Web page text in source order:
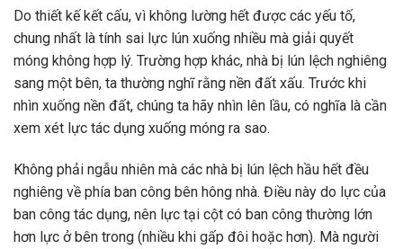
Do thiết kế kết cấu, vì không lường hết được các yếu tố,
chung nhất là tính sai lực lún xuống nhiều mà giải quyết
móng không hợp lý. Trường hợp khác, nhà bị lún lệch nghiêng
sang một bên, ta thường nghĩ rằng nền đất xấu. Trước khi
nhìn xuống nền đất, chúng ta hãy nhìn lên lầu, có nghĩa là cần
xem xét lực tác dụng xuống móng ra sao.
Không phải ngẫu nhiên mà các nhà bị lún lệch hầu hết đều
nghiêng về phía ban công bên hông nhà. Điều này do lực của
ban công tác dụng, nên lực tại cột có ban công thường lớn
hơn lực ở bên trong (nhiều khi gấp đôi hoặc hơn). Mà người